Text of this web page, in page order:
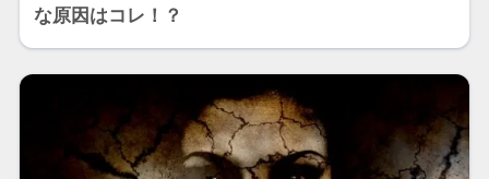
な原因はコレ！？